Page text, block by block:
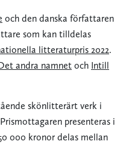
och den danska författaren
som kan tilldelas
litteraturpris 2022.
andra namnet och Intill
skönlitterärt verk i
presenteras i
000 kronor delas mellan